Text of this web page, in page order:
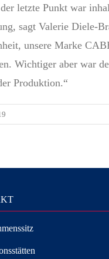
der letzte Punkt war
sagt Valerie Diele-
unsere Marke
Wichtiger aber war
Produktion.“